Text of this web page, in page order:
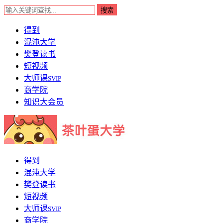
得到
混沌大学
樊登读书
短视频
大师课SVIP
商学院
知识大会员
得到
混沌大学
樊登读书
短视频
大师课SVIP
商学院